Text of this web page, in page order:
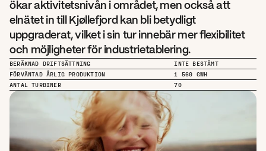
ökar aktivitetsnivån i området, men också att
elnätet in till Kjøllefjord kan bli betydligt
uppgraderat, vilket i sin tur innebär mer flexibilitet
och möjligheter för industrietablering.
BERÄKNAD DRIFTSÄTTNING
INTE BESTÄMT
FÖRVÄNTAD ÅRLIG PRODUKTION
1 560 GWH
ANTAL TURBINER
70